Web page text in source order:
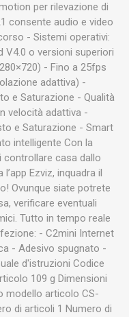
per rilevazione di
consente audio e video
- Sistemi operativi:
V4.0 o versioni superiori
- Fino a 25fps
adattiva) -
e Saturazione - Qualità
velocità adattiva -
e Saturazione - Smart
intelligente Con la
controllare casa dallo
Ezviz, inquadra il
Ovunque siate potrete
verificare eventuali
Tutto in tempo reale
- C2mini Internet
- Adesivo spugnato -
d'istruzioni Codice
109 g Dimensioni
modello articolo CS-
di articoli 1 Numero di